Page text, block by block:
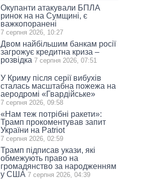
Окупанти атакували БПЛА
ринок на на Сумщині, є
важкопоранені
7 серпня 2026, 10:27
Двом найбільшим банкам росії
загрожує кредитна криза –
розвідка 7 серпня 2026, 07:51
У Криму після серії вибухів
сталась масштабна пожежа на
аеродромі «Гвардійське»
7 серпня 2026, 09:58
«Нам теж потрібні ракети»:
Трамп прокоментував запит
України на Patriot
7 серпня 2026, 02:59
Трамп підписав укази, які
обмежують право на
громадянство за народженням
у США 7 серпня 2026, 04:39